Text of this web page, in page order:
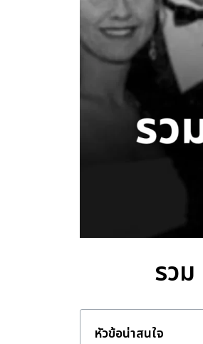
รว
หัวข้อน่าสนใจ